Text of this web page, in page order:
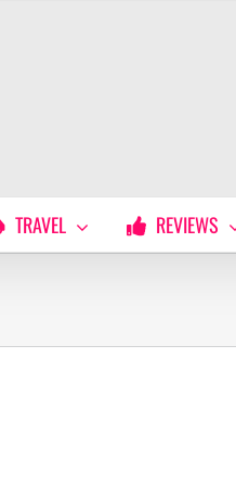
TRAVEL REVIEWS